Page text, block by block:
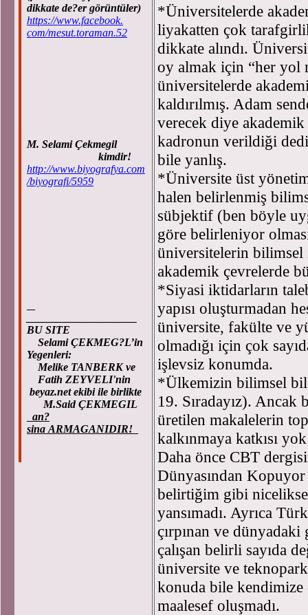
dikkate de?er görüntüler)
https://www.facebook.
com/mesut.toraman.52
M. Selami Çekmegil
kimdir!
http://www.biyografya.com
/biyografi/5959
BU SITE
Selami ÇEKMEG?L’in
Yegenleri:
Melike TANBERK ve
Fatih ZEYVELI'nin
beyaz.net ekibi ile birlikte
M.Said ÇEKMEGIL
an?
sina ARMAGANIDIR!
*Üniversitelerde
liyakatten çok
dikkate alındı.
oy almak için “her yol
üniversitelerde
kaldırılmış. Adam
verecek diye
kadronun verildiği
bile yanlış.
*Üniversite üst
halen belirlenmiş
sübjektif (ben böyle
göre belirleniyor
üniversitelerin bilimsel
akademik çevrelerde
*Siyasi iktidarların
yapısı oluşturmadan
üniversite, fakülte ve
olmadığı için çok
işlevsiz konumda.
*Ülkemizin bilimsel
19. Sıradayız). Ancak
üretilen makalelerin
kalkınmaya katkısı
Daha önce CBT
Dünyasından
belirtiğim gibi
yansımadı. Ayrıca
çırpınan ve
çalışan belirli sayıda
üniversite ve
konuda bile kendimize
maalesef oluşmadı.